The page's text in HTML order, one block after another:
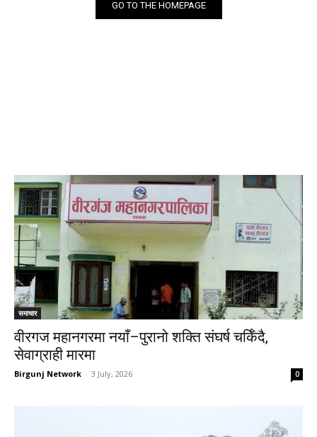
GO TO THE HOMEPAGE
समाचार
वीरगज महानगरमा नयाँ–पुरानो शक्ति संघर्ष चर्किँदै,
सेवाग्राही मारमा
Birgunj Network - 3 July, 2026 0